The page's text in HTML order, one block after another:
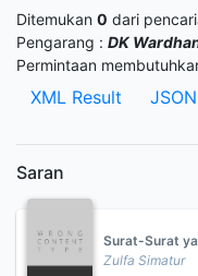
Ditemukan 0 dari
Pengarang : DK
Permintaan
XML Result
Saran
Surat-Surat
Zulfa Simatur